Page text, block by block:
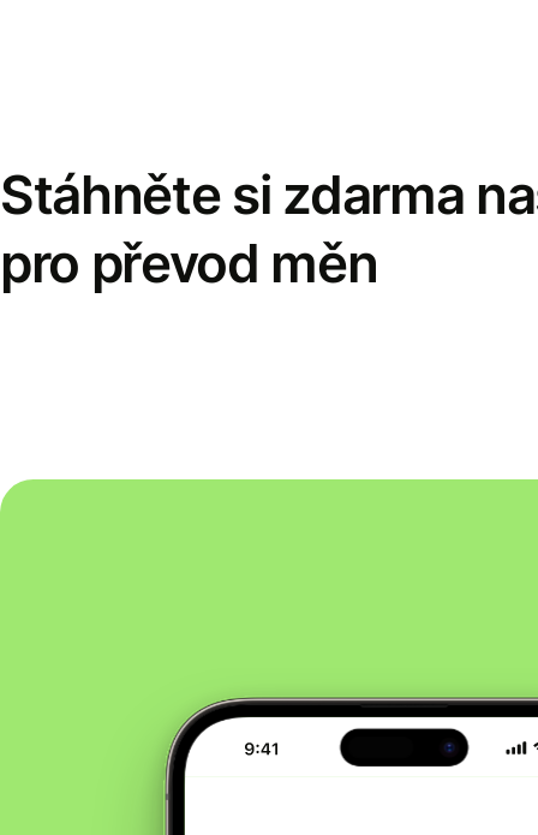
Stáhněte si zdarma
pro převod měn